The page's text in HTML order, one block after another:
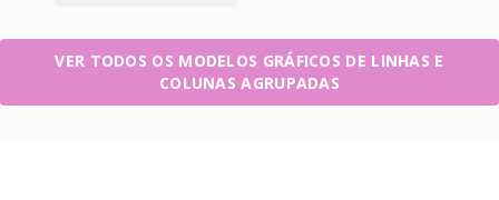
VER TODOS OS MODELOS GRÁFICOS DE LINHAS E
COLUNAS AGRUPADAS